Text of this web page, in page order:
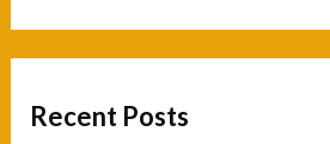
a
r
c
Recent Posts